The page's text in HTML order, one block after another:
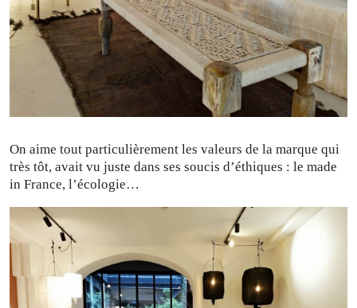
On aime tout particulièrement les valeurs de la marque qui
très tôt, avait vu juste dans ses soucis d’éthiques : le made
in France, l’écologie…